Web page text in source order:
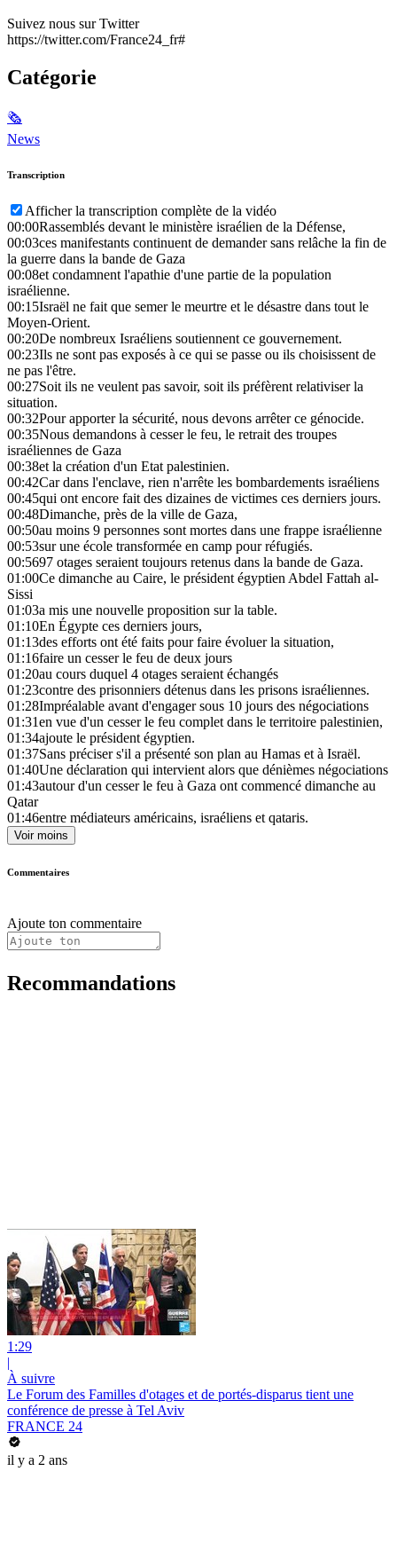
Suivez nous sur Twitter
https://twitter.com/France24_fr#
Catégorie
🗞
News
Transcription
Afficher la transcription complète de la vidéo
00:00Rassemblés devant le ministère israélien de la Défense,
00:03ces manifestants continuent de demander sans relâche la fin de
la guerre dans la bande de Gaza
00:08et condamnent l'apathie d'une partie de la population
israélienne.
00:15Israël ne fait que semer le meurtre et le désastre dans tout le
Moyen-Orient.
00:20De nombreux Israéliens soutiennent ce gouvernement.
00:23Ils ne sont pas exposés à ce qui se passe ou ils choisissent de
ne pas l'être.
00:27Soit ils ne veulent pas savoir, soit ils préfèrent relativiser la
situation.
00:32Pour apporter la sécurité, nous devons arrêter ce génocide.
00:35Nous demandons à cesser le feu, le retrait des troupes
israéliennes de Gaza
00:38et la création d'un Etat palestinien.
00:42Car dans l'enclave, rien n'arrête les bombardements israéliens
00:45qui ont encore fait des dizaines de victimes ces derniers jours.
00:48Dimanche, près de la ville de Gaza,
00:50au moins 9 personnes sont mortes dans une frappe israélienne
00:53sur une école transformée en camp pour réfugiés.
00:5697 otages seraient toujours retenus dans la bande de Gaza.
01:00Ce dimanche au Caire, le président égyptien Abdel Fattah al-
Sissi
01:03a mis une nouvelle proposition sur la table.
01:10En Égypte ces derniers jours,
01:13des efforts ont été faits pour faire évoluer la situation,
01:16faire un cesser le feu de deux jours
01:20au cours duquel 4 otages seraient échangés
01:23contre des prisonniers détenus dans les prisons israéliennes.
01:28Impréalable avant d'engager sous 10 jours des négociations
01:31en vue d'un cesser le feu complet dans le territoire palestinien,
01:34ajoute le président égyptien.
01:37Sans préciser s'il a présenté son plan au Hamas et à Israël.
01:40Une déclaration qui intervient alors que dénièmes négociations
01:43autour d'un cesser le feu à Gaza ont commencé dimanche au
Qatar
01:46entre médiateurs américains, israéliens et qataris.
Voir moins
Commentaires
Ajoute ton commentaire
Recommandations
1:29
|
À suivre
Le Forum des Familles d'otages et de portés-disparus tient une
conférence de presse à Tel Aviv
FRANCE 24
il y a 2 ans